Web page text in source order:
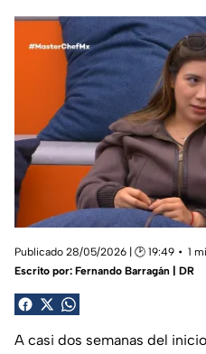
Publicado 28/05/2026 | 🕑 19:49
1
Escrito por: Fernando Barragán | DR
A casi dos semanas del